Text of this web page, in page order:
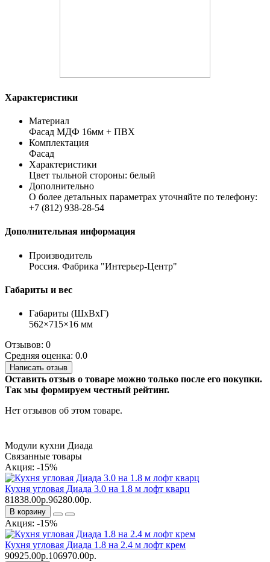
Характеристики
Материал
Фасад МДФ 16мм + ПВХ
Комплектация
Фасад
Характеристики
Цвет тыльной стороны: белый
Дополнительно
О более детальных параметрах уточняйте по телефону:
+7 (812) 938-28-54
Дополнительная информация
Производитель
Россия. Фабрика "Интерьер-Центр"
Габариты и вес
Габариты (ШхВхГ)
562×715×16 мм
Отзывов: 0
Средняя оценка: 0.0
Написать отзыв
Оставить отзыв о товаре можно только после его покупки.
Так мы формируем честный рейтинг.
Нет отзывов об этом товаре.
Модули кухни Диада
Связанные товары
Акция: -15%
Кухня угловая Диада 3.0 на 1.8 м лофт кварц
81838.00р.96280.00р.
В корзину
Акция: -15%
Кухня угловая Диада 1.8 на 2.4 м лофт крем
90925.00р.106970.00р.